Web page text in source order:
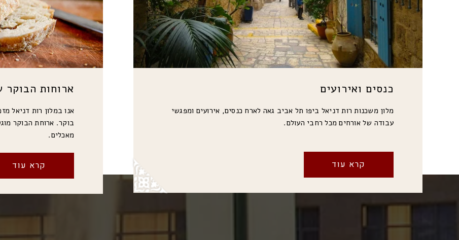
כנסים ואירועים
מלון משכנות רות דניאל ביפו תל אביב גאה לארח כנסים, אירועים ומפגשי
עבודה של אורחים מכל רחבי העולם.
קרא עוד
ארוחות הבוקר
אנו במלון רות דניאל
בוקר. ארוחת הבוקר
מאכלים.
קרא עוד